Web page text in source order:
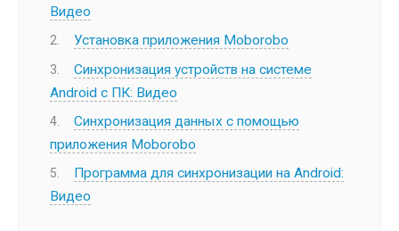
Видео
Установка приложения Moborobo
Синхронизация устройств на системе
Android с ПК: Видео
Синхронизация данных с помощью
приложения Moborobo
Программа для синхронизации на Android:
Видео